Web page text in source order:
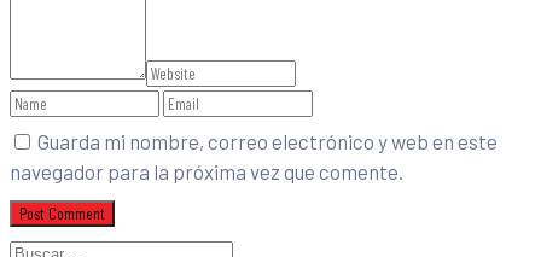
Guarda mi nombre, correo electrónico y web en este
navegador para la próxima vez que comente.